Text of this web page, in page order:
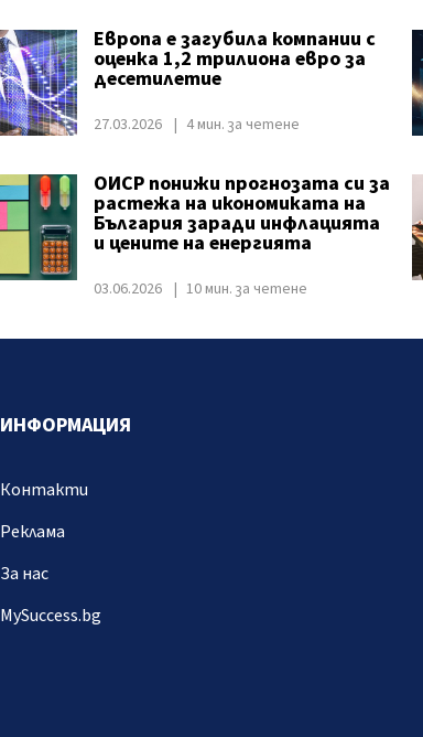
Европа е загубила компании с
оценка 1,2 трилиона евро за
десетилетие
27.03.2026 4 мин. за четене
ОИСР понижи прогнозата си за
растежа на икономиката на
България заради инфлацията
и цените на енергията
03.06.2026 10 мин. за четене
ИНФОРМАЦИЯ
Контакти
Реклама
За нас
MySuccess.bg